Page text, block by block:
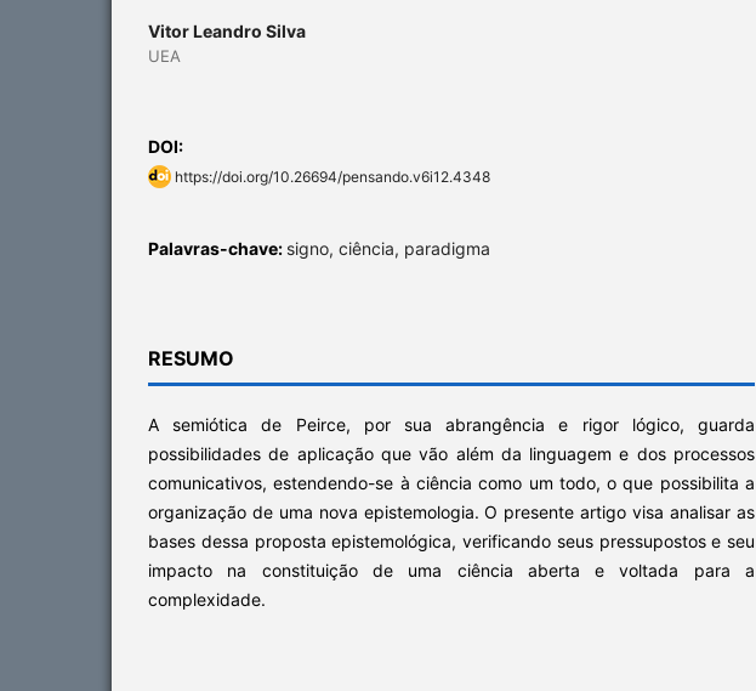
Vitor Leandro Silva
UEA
DOI:
https://doi.org/10.26694/pensando.v6i12.4348
Palavras-chave: signo, ciência, paradigma
RESUMO
A semiótica de Peirce, por sua abrangência e rigor lógico, guarda
possibilidades de aplicação que vão além da linguagem e dos processos
comunicativos, estendendo-se à ciência como um todo, o que possibilita a
organização de uma nova epistemologia. O presente artigo visa analisar as
bases dessa proposta epistemológica, verificando seus pressupostos e seu
impacto na constituição de uma ciência aberta e voltada para a
complexidade.